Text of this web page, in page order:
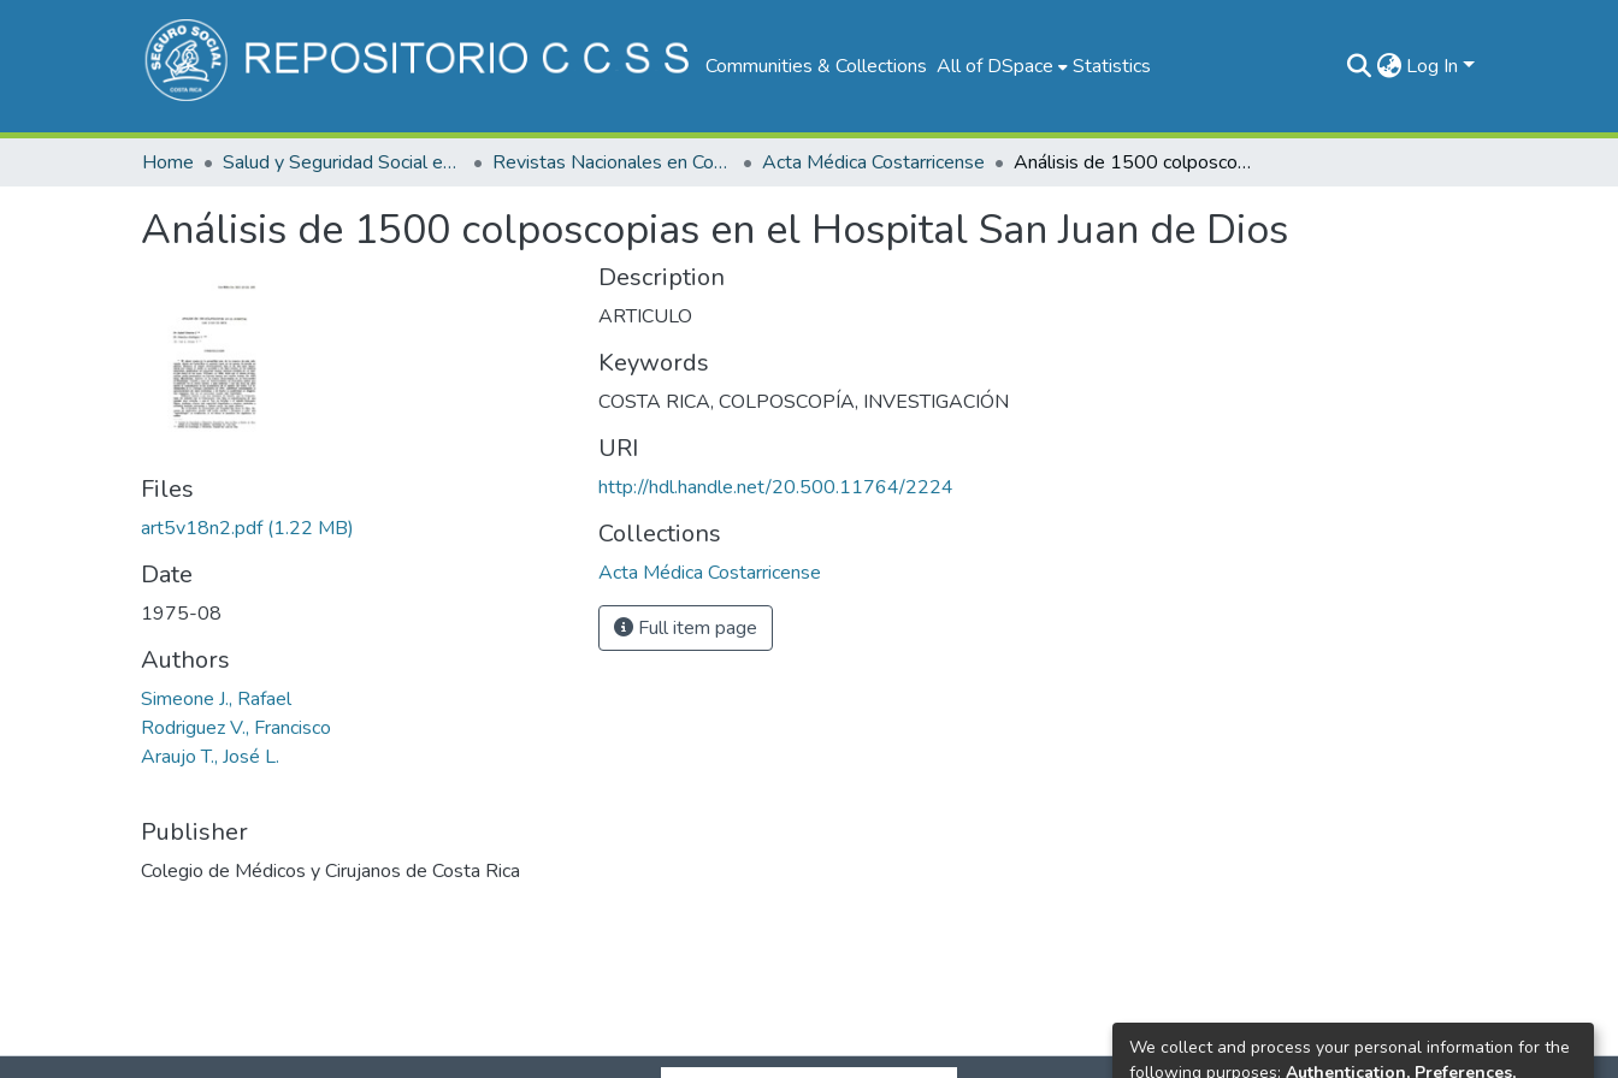
Communities & Collections All of DSpace Statistics Log In
Home Salud y Seguridad Social en Costa Rica Revistas Nacionales en Costa Rica Acta Médica Costarricense Análisis de 1500 colposcopias en el Hospital San Juan de Dios
Análisis de 1500 colposcopias en el Hospital San Juan de Dios
Files
art5v18n2.pdf(1.22 MB)
Date
1975-08
Authors
Simeone J., Rafael
Rodriguez V., Francisco
Araujo T., José L.
Publisher
Colegio de Médicos y Cirujanos de Costa Rica
Description
ARTICULO
Keywords
COSTA RICA, COLPOSCOPÍA, INVESTIGACIÓN
URI
http://hdl.handle.net/20.500.11764/2224
Collections
Acta Médica Costarricense
Full item page
We collect and process your personal information for the
following purposes: Authentication, Preferences,